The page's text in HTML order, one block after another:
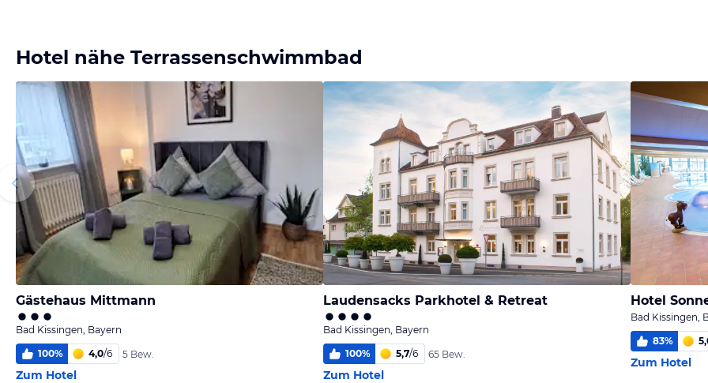
Hotel nähe Terrassenschwimmbad
Gästehaus Mittmann
Bad Kissingen, Bayern
100% 4,0/6 5 Bew.
Zum Hotel
Laudensacks Parkhotel & Retreat
Bad Kissingen, Bayern
100% 5,7/6 65 Bew.
Zum Hotel
Hotel
Bad Kissingen,
83%
Zum Hotel